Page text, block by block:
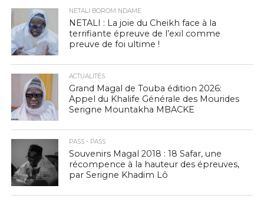
NETALI BOROM NDAME
NETALI : La joie du Cheikh face à la
terrifiante épreuve de l’exil comme
preuve de foi ultime !
ACTUALITÉS
Grand Magal de Touba édition 2026:
Appel du Khalife Générale des Mourides
Serigne Mountakha MBACKE
PASS - PASS
Souvenirs Magal 2018 : 18 Safar, une
récompence à la hauteur des épreuves,
par Serigne Khadim Lô